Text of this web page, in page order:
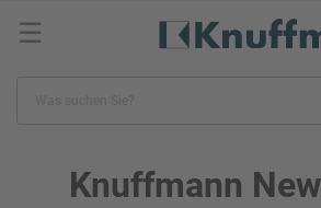
☰
Knuffmann